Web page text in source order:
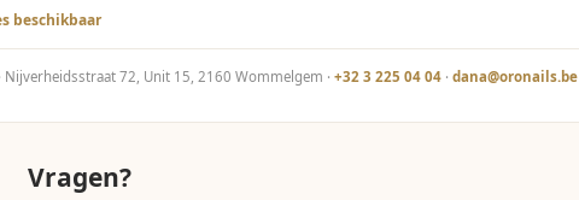
beschikbaar
· Nijverheidsstraat 72, Unit 15, 2160 Wommelgem · +32 3 225 04 04 · dana@oronails.be
Vragen?